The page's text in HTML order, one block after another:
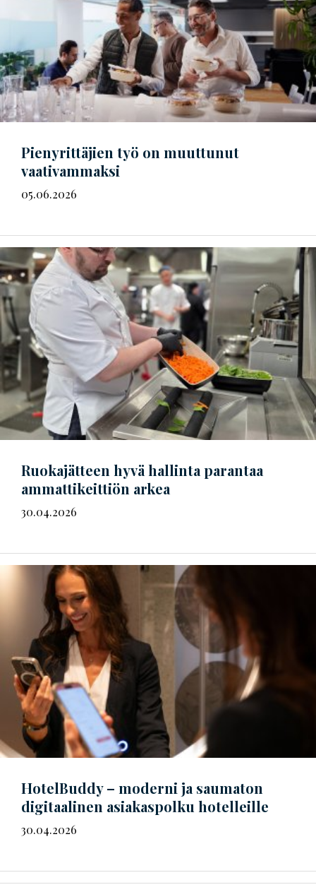
Pienyrittäjien työ on muuttunut
vaativammaksi
05.06.2026
Ruokajätteen hyvä hallinta parantaa
ammattikeittiön arkea
30.04.2026
HotelBuddy – moderni ja saumaton
digitaalinen asiakaspolku hotelleille
30.04.2026